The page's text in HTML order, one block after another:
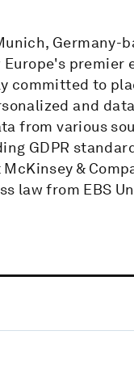
Germany-
premier
committed to
and
from various
GDPR
&
law from EBS